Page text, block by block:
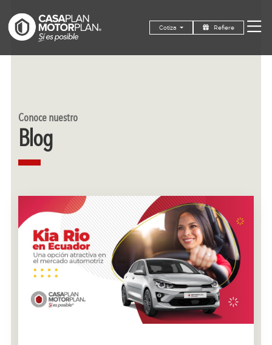
Cotiza Refiere
Conoce nuestro
Blog